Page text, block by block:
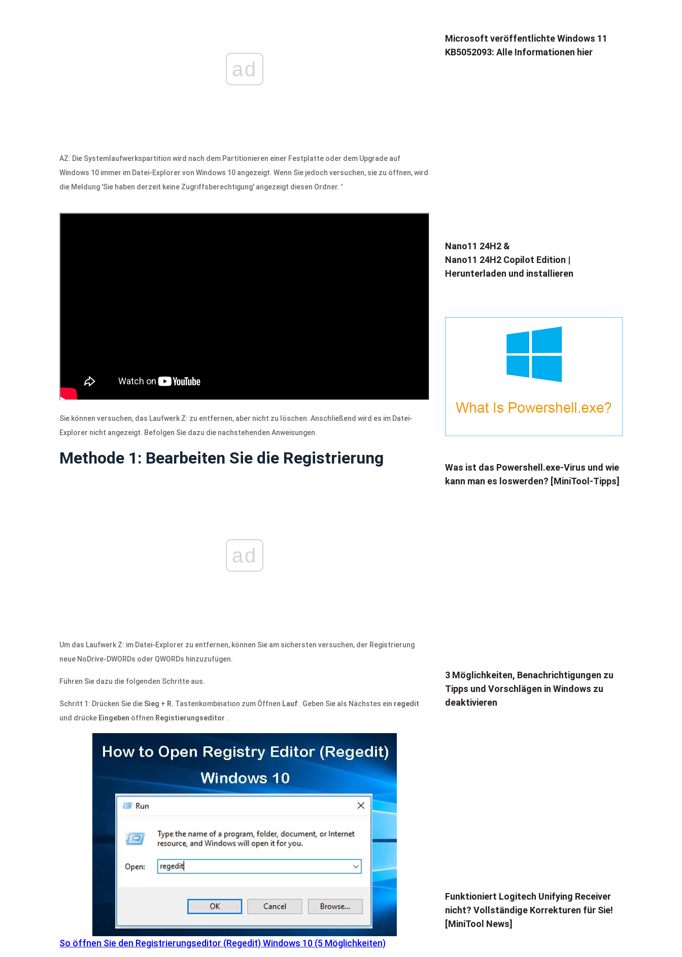
ad
AZ: Die Systemlaufwerkspartition wird nach dem Partitionieren einer Festplatte oder dem Upgrade auf
Windows 10 immer im Datei-Explorer von Windows 10 angezeigt. Wenn Sie jedoch versuchen, sie zu öffnen, wird
die Meldung 'Sie haben derzeit keine Zugriffsberechtigung' angezeigt diesen Ordner. '
Sie können versuchen, das Laufwerk Z: zu entfernen, aber nicht zu löschen. Anschließend wird es im Datei-
Explorer nicht angezeigt. Befolgen Sie dazu die nachstehenden Anweisungen.
Methode 1: Bearbeiten Sie die Registrierung
ad
Um das Laufwerk Z: im Datei-Explorer zu entfernen, können Sie am sichersten versuchen, der Registrierung
neue NoDrive-DWORDs oder QWORDs hinzuzufügen.
Führen Sie dazu die folgenden Schritte aus.
Schritt 1: Drücken Sie die Sieg + R. Tastenkombination zum Öffnen Lauf . Geben Sie als Nächstes ein regedit
und drücke Eingeben öffnen Registierungseditor .
So öffnen Sie den Registrierungseditor (Regedit) Windows 10 (5 Möglichkeiten)
Microsoft veröffentlichte Windows 11
KB5052093: Alle Informationen hier
Nano11 24H2 &
Nano11 24H2 Copilot Edition |
Herunterladen und installieren
Was ist das Powershell.exe-Virus und wie
kann man es loswerden? [MiniTool-Tipps]
3 Möglichkeiten, Benachrichtigungen zu
Tipps und Vorschlägen in Windows zu
deaktivieren
Funktioniert Logitech Unifying Receiver
nicht? Vollständige Korrekturen für Sie!
[MiniTool News]